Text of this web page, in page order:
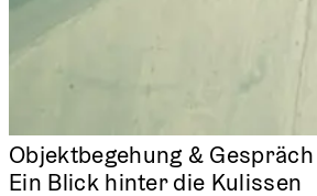
Objektbegehung & Gespräch
Ein Blick hinter die Kulissen